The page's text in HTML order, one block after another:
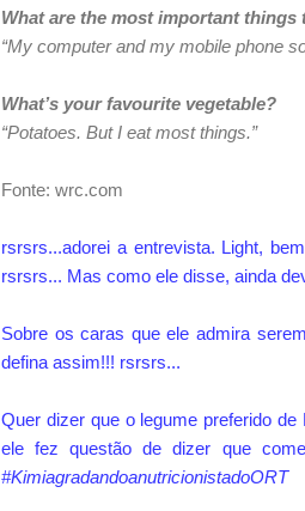
What are the most important
“My computer and my mobile phone
What’s your favourite vegetable?
“Potatoes. But I eat most things.”
Fonte: wrc.com
rsrsrs...adorei a entrevista. Light,
rsrsrs... Mas como ele disse, ainda
Sobre os caras que ele admira
defina assim!!! rsrsrs...
Quer dizer que o legume preferido
ele fez questão de dizer que
#KimiagradandoanutricionistadoORT